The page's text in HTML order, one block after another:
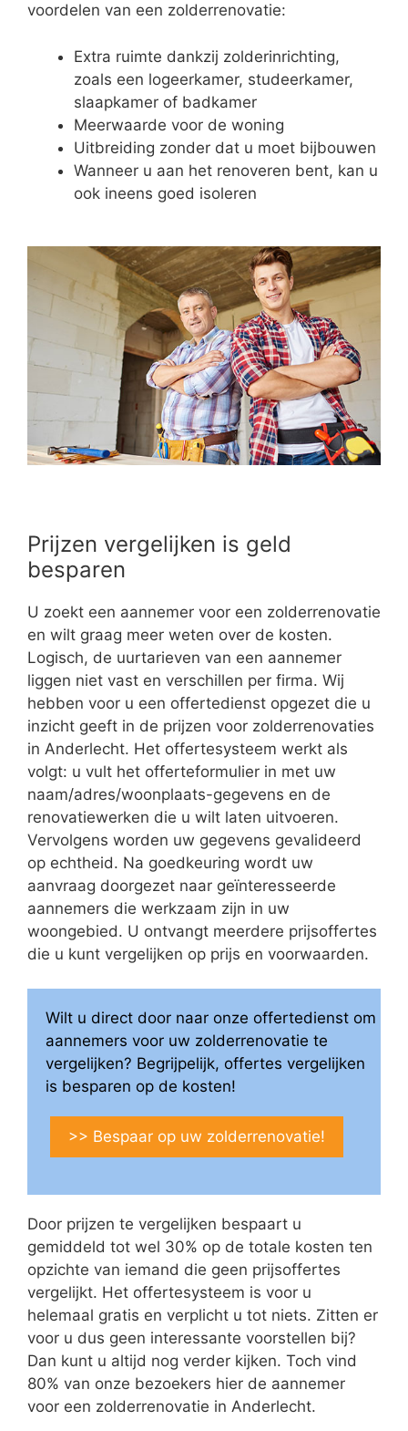
voordelen van een zolderrenovatie:
Extra ruimte dankzij zolderinrichting,
zoals een logeerkamer, studeerkamer,
slaapkamer of badkamer
Meerwaarde voor de woning
Uitbreiding zonder dat u moet bijbouwen
Wanneer u aan het renoveren bent, kan u
ook ineens goed isoleren
Prijzen vergelijken is geld
besparen
U zoekt een aannemer voor een zolderrenovatie
en wilt graag meer weten over de kosten.
Logisch, de uurtarieven van een aannemer
liggen niet vast en verschillen per firma. Wij
hebben voor u een offertedienst opgezet die u
inzicht geeft in de prijzen voor zolderrenovaties
in Anderlecht. Het offertesysteem werkt als
volgt: u vult het offerteformulier in met uw
naam/adres/woonplaats-gegevens en de
renovatiewerken die u wilt laten uitvoeren.
Vervolgens worden uw gegevens gevalideerd
op echtheid. Na goedkeuring wordt uw
aanvraag doorgezet naar geïnteresseerde
aannemers die werkzaam zijn in uw
woongebied. U ontvangt meerdere prijsoffertes
die u kunt vergelijken op prijs en voorwaarden.
Wilt u direct door naar onze offertedienst om
aannemers voor uw zolderrenovatie te
vergelijken? Begrijpelijk, offertes vergelijken
is besparen op de kosten!
>> Bespaar op uw zolderrenovatie!
Door prijzen te vergelijken bespaart u
gemiddeld tot wel 30% op de totale kosten ten
opzichte van iemand die geen prijsoffertes
vergelijkt. Het offertesysteem is voor u
helemaal gratis en verplicht u tot niets. Zitten er
voor u dus geen interessante voorstellen bij?
Dan kunt u altijd nog verder kijken. Toch vind
80% van onze bezoekers hier de aannemer
voor een zolderrenovatie in Anderlecht.